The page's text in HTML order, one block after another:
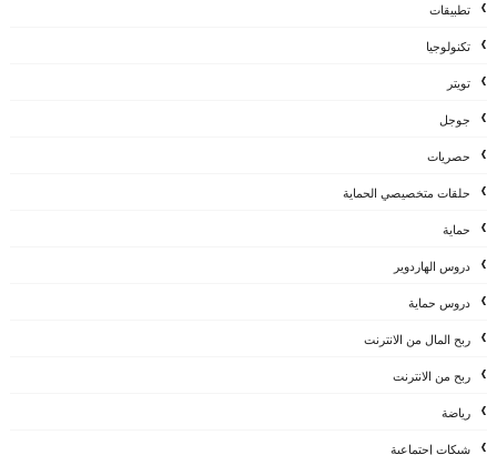
تطبيقات
تكنولوجيا
تويتر
جوجل
حصريات
حلقات متخصيصي الحماية
حماية
دروس الهاردوير
دروس حماية
ربح المال من الانترنت
ربح من الانترنت
رياضة
شبكات إجتماعية